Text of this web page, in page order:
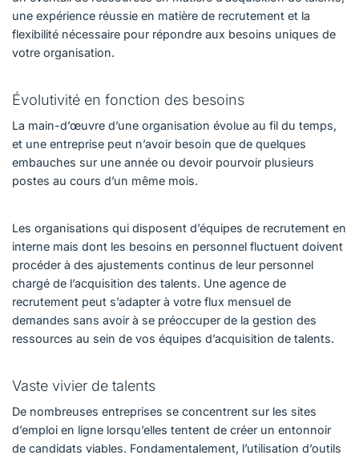
une expérience réussie en matière de recrutement et la
flexibilité nécessaire pour répondre aux besoins uniques de
votre organisation.
Évolutivité en fonction des besoins
La main-d’œuvre d’une organisation évolue au fil du temps,
et une entreprise peut n’avoir besoin que de quelques
embauches sur une année ou devoir pourvoir plusieurs
postes au cours d’un même mois.
Les organisations qui disposent d’équipes de recrutement en
interne mais dont les besoins en personnel fluctuent doivent
procéder à des ajustements continus de leur personnel
chargé de l’acquisition des talents. Une agence de
recrutement peut s’adapter à votre flux mensuel de
demandes sans avoir à se préoccuper de la gestion des
ressources au sein de vos équipes d’acquisition de talents.
Vaste vivier de talents
De nombreuses entreprises se concentrent sur les sites
d’emploi en ligne lorsqu’elles tentent de créer un entonnoir
de candidats viables. Fondamentalement, l’utilisation d’outils